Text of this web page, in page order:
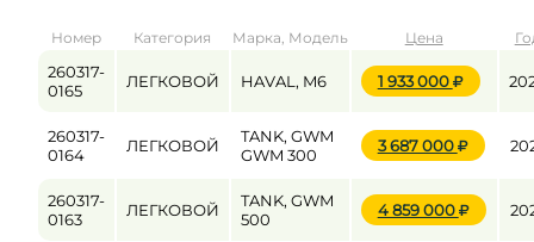
Пробег / Наработка
Цена
Номер Категория Марка, Модель Цена
260317-
0165
ЛЕГКОВОЙ HAVAL, M6 1 933 000
260317-
0164
ЛЕГКОВОЙ
TANK, GWM
GWM 300
3 687 000
260317-
0163
ЛЕГКОВОЙ
TANK, GWM
500
4 859 000